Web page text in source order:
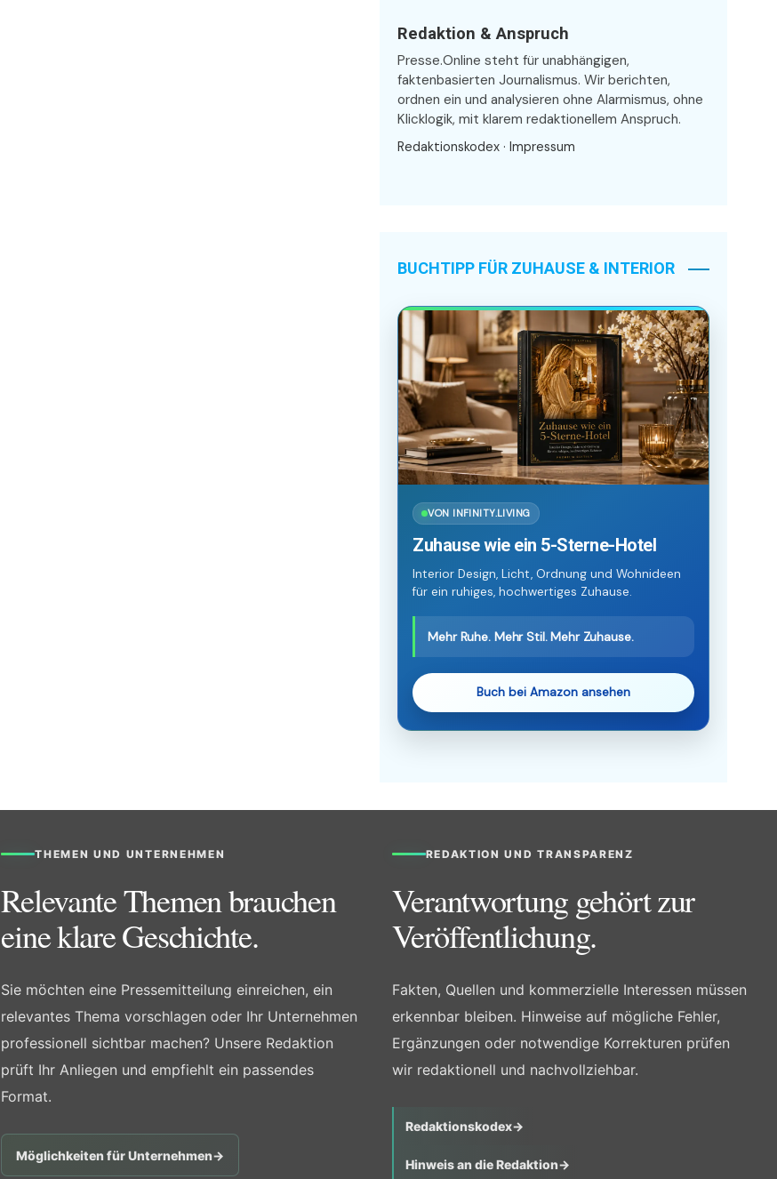
Redaktion & Anspruch
Presse.Online steht für unabhängigen,
faktenbasierten Journalismus. Wir berichten,
ordnen ein und analysieren ohne Alarmismus, ohne
Klicklogik, mit klarem redaktionellem Anspruch.
Redaktionskodex · Impressum
BUCHTIPP FÜR ZUHAUSE & INTERIOR
VON INFINITY.LIVING
Zuhause wie ein 5-Sterne-Hotel
Interior Design, Licht, Ordnung und Wohnideen
für ein ruhiges, hochwertiges Zuhause.
Mehr Ruhe. Mehr Stil. Mehr Zuhause.
Buch bei Amazon ansehen
THEMEN UND UNTERNEHMEN
Relevante Themen brauchen
eine klare Geschichte.
Sie möchten eine Pressemitteilung einreichen, ein
relevantes Thema vorschlagen oder Ihr Unternehmen
professionell sichtbar machen? Unsere Redaktion
prüft Ihr Anliegen und empfiehlt ein passendes
Format.
Möglichkeiten für Unternehmen→
REDAKTION UND TRANSPARENZ
Verantwortung gehört zur
Veröffentlichung.
Fakten, Quellen und kommerzielle Interessen müssen
erkennbar bleiben. Hinweise auf mögliche Fehler,
Ergänzungen oder notwendige Korrekturen prüfen
wir redaktionell und nachvollziehbar.
Redaktionskodex→
Hinweis an die Redaktion→